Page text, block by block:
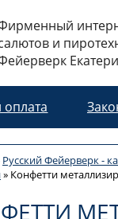
и
оплата
Русский Фейерверк -
» Конфетти